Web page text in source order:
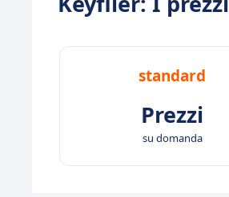
standard
Prezzi
su domanda